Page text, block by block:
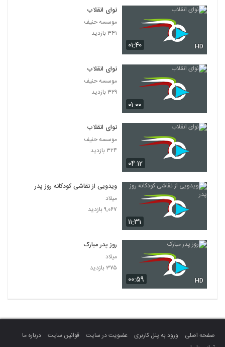
۰۱:۴۰ HD
نوای انقلاب
موسسه حنیف
۳۴۱ بازدید
۰۱:۰۰
نوای انقلاب
موسسه حنیف
۳۲۹ بازدید
۰۴:۱۲
نوای انقلاب
موسسه حنیف
۳۲۴ بازدید
۱۱:۳۱
ویدویی از نقاشی کودکانه روز پدر
میلاد
۹,۰۶۷ بازدید
۰۰:۵۹ HD
روز پدر مبارک
میلاد
۳۷۵ بازدید
صفحه اصلی ورود به پنل کاربری عضویت در سایت قوانین سایت
درباره ما